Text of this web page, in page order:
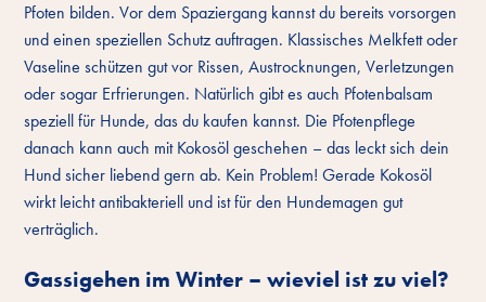
Pfoten bilden. Vor dem Spaziergang kannst du bereits vorsorgen
und einen speziellen Schutz auftragen. Klassisches Melkfett oder
Vaseline schützen gut vor Rissen, Austrocknungen, Verletzungen
oder sogar Erfrierungen. Natürlich gibt es auch Pfotenbalsam
speziell für Hunde, das du kaufen kannst. Die Pfotenpflege
danach kann auch mit Kokosöl geschehen – das leckt sich dein
Hund sicher liebend gern ab. Kein Problem! Gerade Kokosöl
wirkt leicht antibakteriell und ist für den Hundemagen gut
verträglich.
Gassigehen im Winter – wieviel ist zu viel?